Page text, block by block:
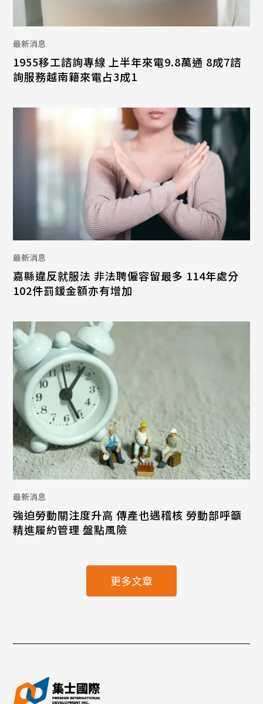
最新消息
1955移工諮詢專線 上半年來電9.8萬通 8成7諮
詢服務越南籍來電占3成1
最新消息
嘉縣違反就服法 非法聘僱容留最多 114年處分
102件罰鍰金額亦有增加
最新消息
強迫勞動關注度升高 傳產也遇稽核 勞動部呼籲
精進履約管理 盤點風險
更多文章